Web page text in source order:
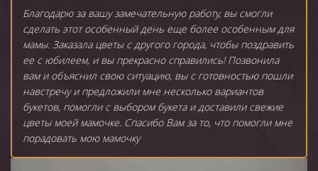
Благодарю за вашу замечательную работу, вы смогли
сделать этот особенный день еще более особенным для
мамы. Заказала цветы с другого города, чтобы поздравить
ее с юбилеем, и вы прекрасно справились! Позвонила
вам и объяснил свою ситуацию, вы с готовностью пошли
навстречу и предложили мне несколько вариантов
букетов, помогли с выбором букета и доставили свежие
цветы моей мамочке. Спасибо Вам за то, что помогли мне
порадовать мою мамочку